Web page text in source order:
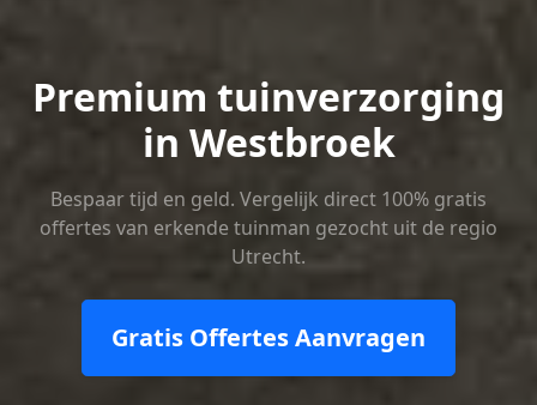
Premium tuinverzorging
in Westbroek
Bespaar tijd en geld. Vergelijk direct 100% gratis
offertes van erkende tuinman gezocht uit de regio
Utrecht.
Gratis Offertes Aanvragen